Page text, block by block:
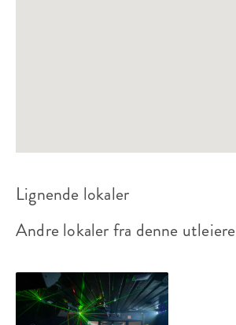
Lignende lokaler
Andre lokaler fra denne